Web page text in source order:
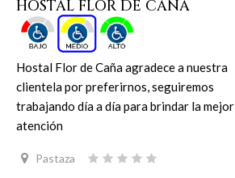
HOSTAL FLOR DE CAÑA
Hostal Flor de Caña agradece a nuestra
clientela por preferirnos, seguiremos
trabajando día a día para brindar la mejor
atención
Pastaza